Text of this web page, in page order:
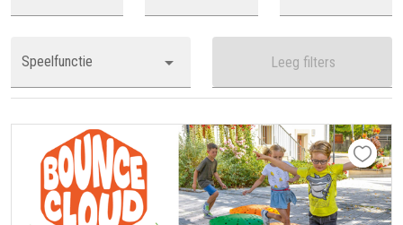
Speelfunctie Leeg filters